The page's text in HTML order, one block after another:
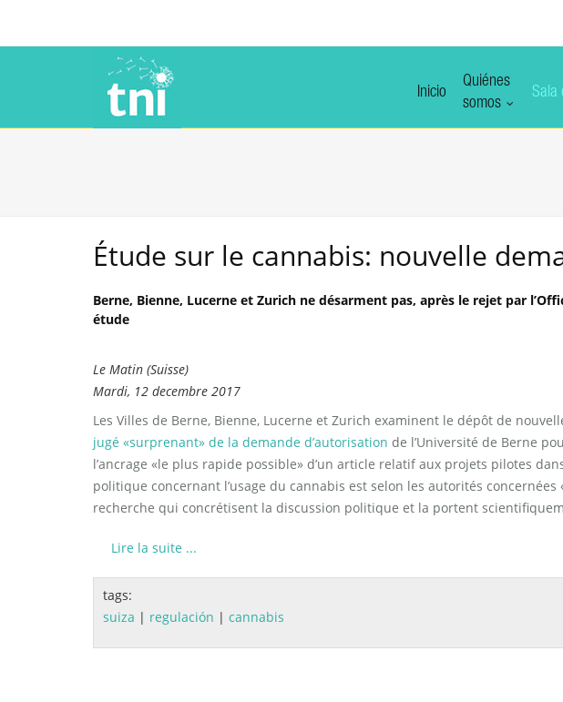
Inicio
Quiénes
somos
Sala
Étude sur le cannabis: nouvelle
Berne, Bienne, Lucerne et Zurich ne désarment pas, après le rejet par
étude
Le Matin (Suisse)
Mardi, 12 decembre 2017
Les Villes de Berne, Bienne, Lucerne et Zurich examinent le dépôt de
jugé «surprenant» de la demande d’autorisation de l’Université de Berne
l’ancrage «le plus rapide possible» d’un article relatif aux projets pilotes
politique concernant l’usage du cannabis est selon les autorités
recherche qui concrétisent la discussion politique et la portent
Lire la suite ...
tags:
suiza | regulación | cannabis